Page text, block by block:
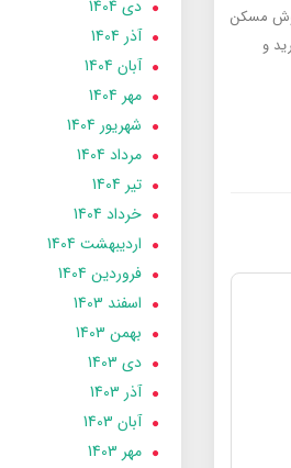
مسکن
و
دی 1404
آذر 1404
آبان 1404
مهر 1404
شهریور 1404
مرداد 1404
تير 1404
خرداد 1404
ارديبهشت 1404
فروردین 1404
اسفند 1403
بهمن 1403
دی 1403
آذر 1403
آبان 1403
مهر 1403